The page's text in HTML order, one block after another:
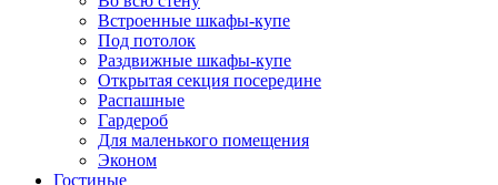
Встроенные шкафы-купе
Под потолок
Раздвижные шкафы-купе
Открытая секция посередине
Распашные
Гардероб
Для маленького помещения
Эконом
Гостиные